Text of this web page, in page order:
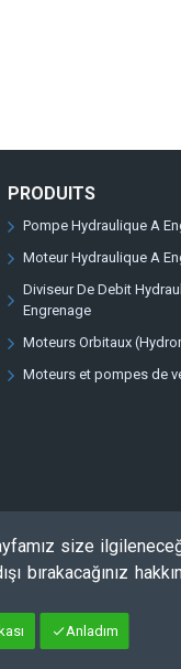
PRODUITS
Pompe Hydraulique A
Moteur Hydraulique A
Diviseur De Debit
Engrenage
Moteurs Orbitaux
Moteurs et pompes de
Anladım
size
bırakacağınız